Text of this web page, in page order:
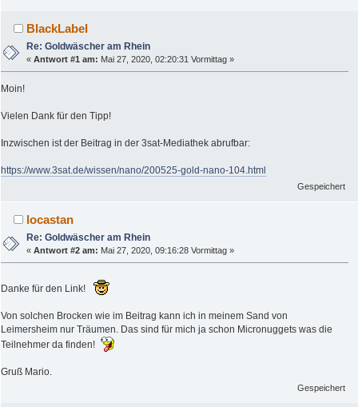
BlackLabel
Re: Goldwäscher am Rhein
«Antwort #1 am: Mai 27, 2020, 02:20:31 Vormittag »
Moin!
Vielen Dank für den Tipp!
Inzwischen ist der Beitrag in der 3sat-Mediathek abrufbar:
https://www.3sat.de/wissen/nano/200525-gold-nano-104.html
Gespeichert
locastan
Re: Goldwäscher am Rhein
«Antwort #2 am: Mai 27, 2020, 09:16:28 Vormittag »
Danke für den Link!
Von solchen Brocken wie im Beitrag kann ich in meinem Sand von
Leimersheim nur Träumen. Das sind für mich ja schon Micronuggets was die
Teilnehmer da finden!
Gruß Mario.
Gespeichert